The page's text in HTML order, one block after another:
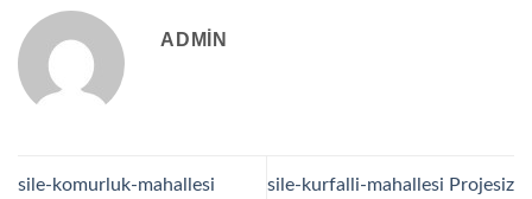
ADMIN
sile-komurluk-mahallesi
sile-kurfalli-mahallesi Projesiz